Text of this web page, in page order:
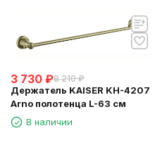
3 730 ₽8 210 ₽
Держатель KAISER KH-4207
Arno полотенца L-63 см
В наличии